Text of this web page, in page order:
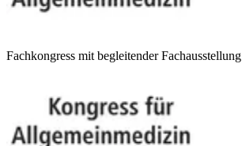
Fachkongress mit begleitender Fachausstellung